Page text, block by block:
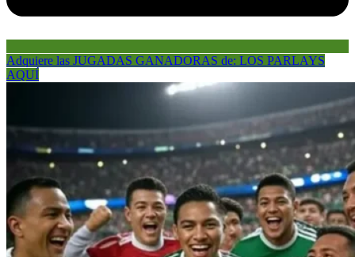
Adquiere las JUGADAS GANADORAS de: LOS PARLAYS
AQUÍ